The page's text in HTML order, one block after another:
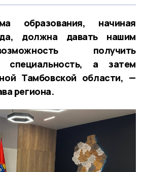
образования, начиная
должна давать нашим
получить
специальность, а затем
Тамбовской области, —
региона.